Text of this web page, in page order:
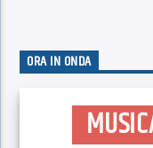
ORA IN ONDA